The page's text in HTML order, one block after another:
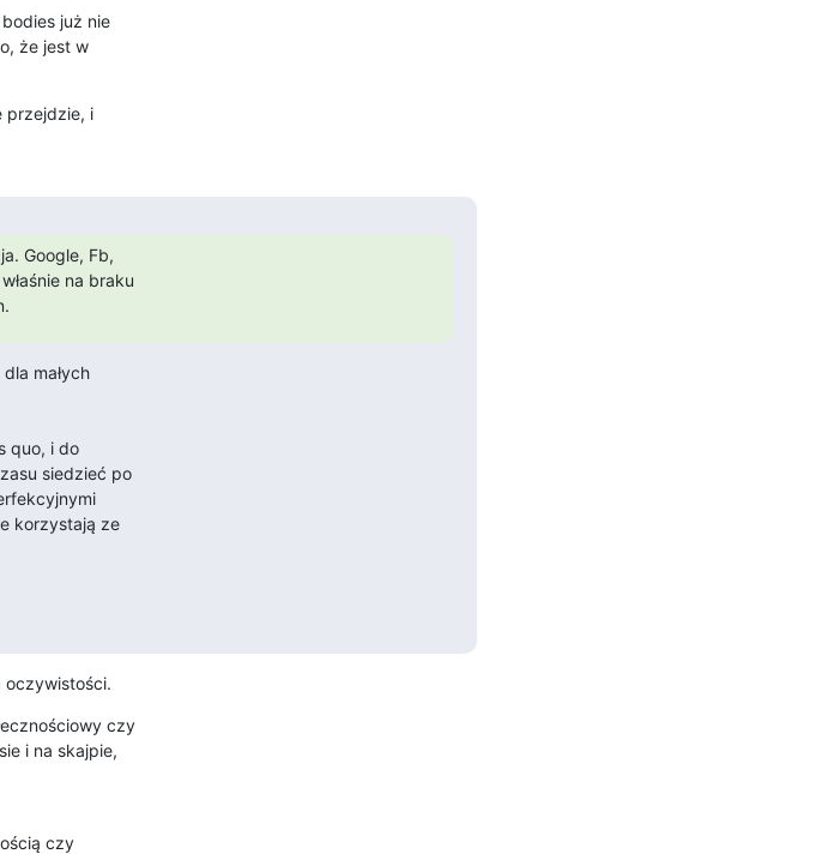
już nie
że jest w
przejdzie, i
Google, Fb,
na braku
małych
quo, i do
siedzieć po
korzystają ze
oczywistości.
czy
i na skajpie,
czy